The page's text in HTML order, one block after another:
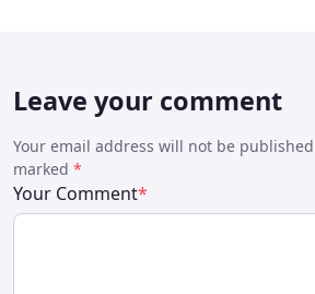
Leave your comment
Your email address will not be
marked *
Your Comment*